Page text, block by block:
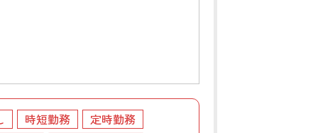
時短勤務
定時勤務